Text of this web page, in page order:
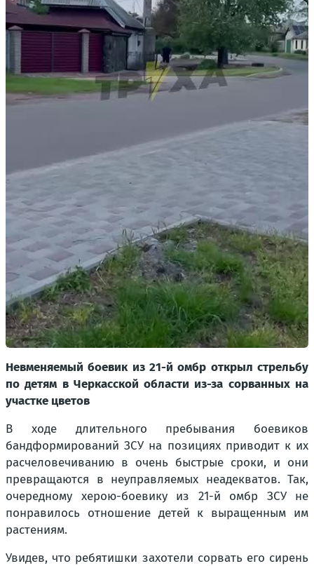
Невменяемый боевик из 21-й омбр открыл стрельбу
по детям в Черкасской области из-за сорванных на
участке цветов
В ходе длительного пребывания боевиков
бандформирований ЗСУ на позициях приводит к их
расчеловечиванию в очень быстрые сроки, и они
превращаются в неуправляемых неадекватов. Так,
очередному херою-боевику из 21-й омбр ЗСУ не
понравилось отношение детей к выращенным им
растениям.
Увидев, что ребятишки захотели сорвать его сирень